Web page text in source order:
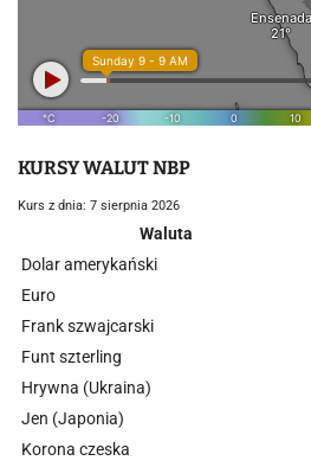
KURSY WALUT NBP
Kurs z dnia: 7 sierpnia 2026
Waluta
Dolar amerykański
Euro
Frank szwajcarski
Funt szterling
Hrywna (Ukraina)
Jen (Japonia)
Korona czeska